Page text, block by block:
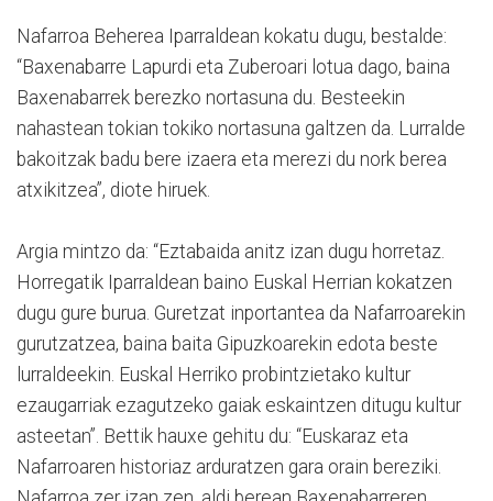
Nafarroa Beherea Iparraldean kokatu dugu, bestalde:
“Baxenabarre Lapurdi eta Zuberoari lotua dago, baina
Baxenabarrek berezko nortasuna du. Besteekin
nahastean tokian tokiko nortasuna galtzen da. Lurralde
bakoitzak badu bere izaera eta merezi du nork berea
atxikitzea”, diote hiruek.
Argia mintzo da: “Eztabaida anitz izan dugu horretaz.
Horregatik Iparraldean baino Euskal Herrian kokatzen
dugu gure burua. Guretzat inportantea da Nafarroarekin
gurutzatzea, baina baita Gipuzkoarekin edota beste
lurraldeekin. Euskal Herriko probintzietako kultur
ezaugarriak ezagutzeko gaiak eskaintzen ditugu kultur
asteetan”. Bettik hauxe gehitu du: “Euskaraz eta
Nafarroaren historiaz arduratzen gara orain bereziki.